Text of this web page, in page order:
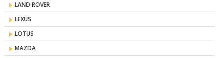
LAND ROVER
LEXUS
LOTUS
MAZDA